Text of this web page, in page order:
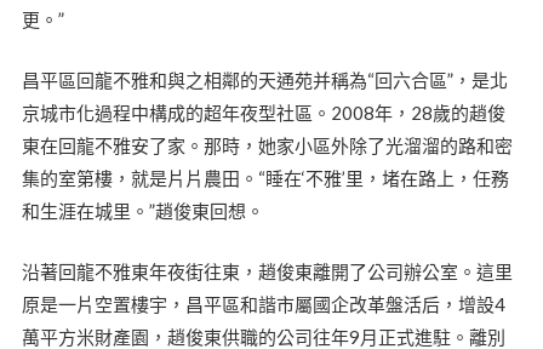
更。”
昌平區回龍不雅和與之相鄰的天通苑并稱為“回六合區”，是北
京城市化過程中構成的超年夜型社區。2008年，28歲的趙俊
東在回龍不雅安了家。那時，她家小區外除了光溜溜的路和密
集的室第樓，就是片片農田。“睡在‘不雅’里，堵在路上，任務
和生涯在城里。”趙俊東回想。
沿著回龍不雅東年夜街往東，趙俊東離開了公司辦公室。這里
原是一片空置樓宇，昌平區和諧市屬國企改革盤活后，增設4
萬平方米財產園，趙俊東供職的公司往年9月正式進駐。離別